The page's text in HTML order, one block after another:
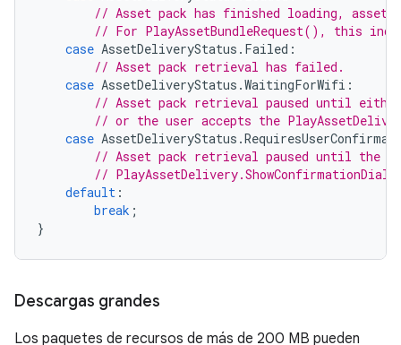
// Asset pack has finished loading, assets
// For PlayAssetBundleRequest(), this
case AssetDeliveryStatus . Failed :
// Asset pack retrieval has failed.
case AssetDeliveryStatus .WaitingForWifi :
// Asset pack retrieval paused until
// or the user accepts the
case AssetDeliveryStatus .
// Asset pack retrieval paused until the
//
default :
break ;
}
Descargas grandes
Los paquetes de recursos de más de 200 MB pueden